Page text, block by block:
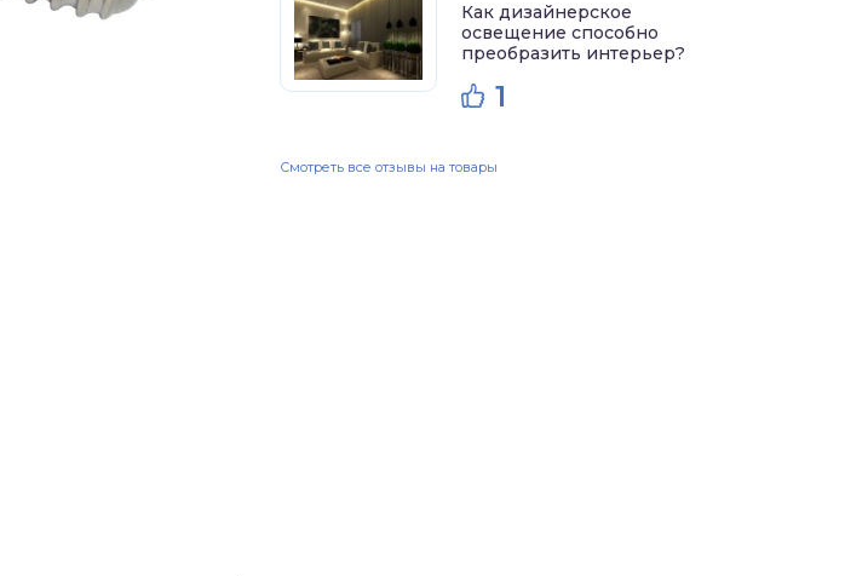
Как дизайнерское
освещение способно
преобразить интерьер?
1
Смотреть все отзывы на товары